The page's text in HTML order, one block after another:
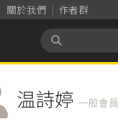
關於我們 作者群
温詩婷 一般會員